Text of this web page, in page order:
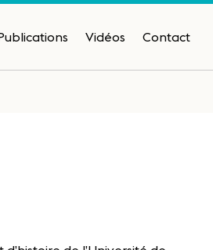
Vidéos Contact